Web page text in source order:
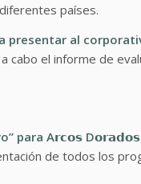
países.
presentar al
el informe de
para A𝗿𝗰𝗼𝘀 D𝗼𝗿𝗮𝗱𝗼𝘀
de todos los